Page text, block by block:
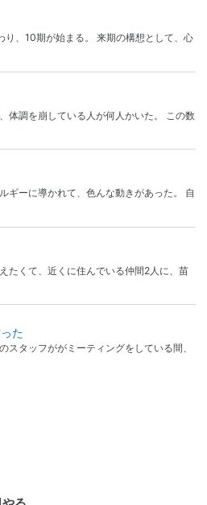
り、10期が始まる。 来期の構想として、心
体調を崩している人が何人かいた。 この数
ギーに導かれて、色んな動きがあった。 自
たくて、近くに住んでいる仲間2人に、苗
た
スタッフががミーティングをしている間、